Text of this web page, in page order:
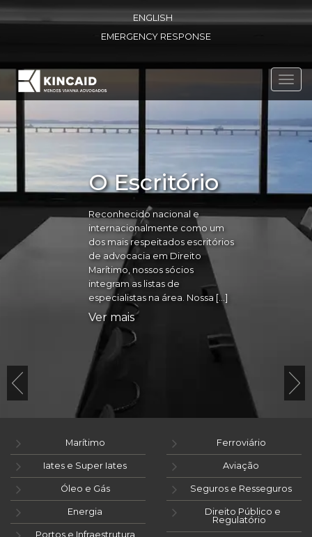
ENGLISH
EMERGENCY RESPONSE
O Escritório
Reconhecido nacional e
internacionalmente como um
dos mais respeitados escritórios
de advocacia em Direito
Marítimo, nossos sócios
integram as listas de
especialistas na área. Nossa […]
Ver mais
Marítimo
Iates e Super Iates
Óleo e Gás
Energia
Portos e Infraestrutura
Ferroviário
Aviação
Seguros e Resseguros
Direito Público e
Regulatório